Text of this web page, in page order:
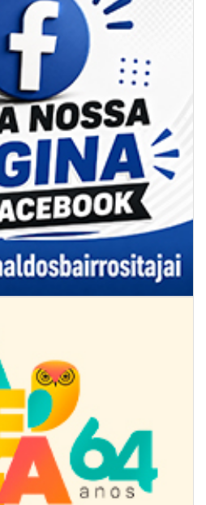
no interior de Itajaí